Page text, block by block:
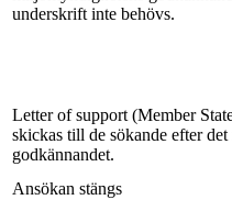
underskrift inte behövs.
Letter of support (Member
skickas till de sökande efter det
godkännandet.
Ansökan stängs